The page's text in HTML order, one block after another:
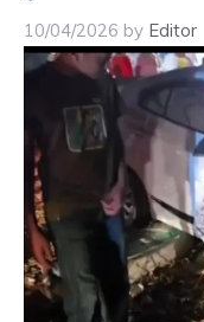
10/04/2026 by Editor